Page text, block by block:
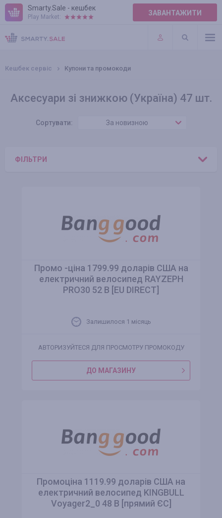
Smarty.Sale - кешбек
Play Market: ЗАВАНТАЖИТИ
ПРАВИЛА
ПЛАГІНИ
Кешбек сервіс Купони та промокоди
Аксесуари зі знижкою (Україна) 47 шт.
Сортувати: За новизною
ФІЛЬТРИ
Промо -ціна 1799.99 доларів США на
електричний велосипед RAYZEPH
PRO30 52 В [EU DIRECT]
Залишилося 1 місяць
АВТОРИЗУЙТЕСЯ ДЛЯ ПРОСМОТРУ ПРОМОКОДУ
ДО МАГАЗИНУ
Промоціна 1119.99 доларів США на
електричний велосипед KINGBULL
Voyager2_0 48 В [прямий ЄС]